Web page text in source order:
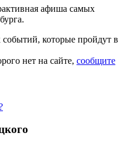
афиша самых
событий, которые пройдут в
нет на сайте, сообщите